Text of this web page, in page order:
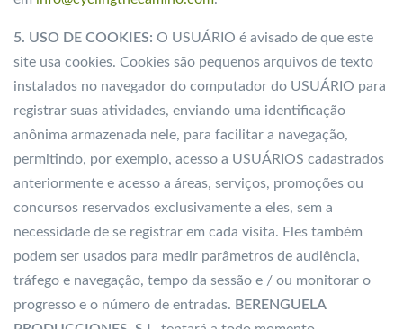
5. USO DE COOKIES: O USUÁRIO é avisado de que este
site usa cookies. Cookies são pequenos arquivos de texto
instalados no navegador do computador do USUÁRIO para
registrar suas atividades, enviando uma identificação
anônima armazenada nele, para facilitar a navegação,
permitindo, por exemplo, acesso a USUÁRIOS cadastrados
anteriormente e acesso a áreas, serviços, promoções ou
concursos reservados exclusivamente a eles, sem a
necessidade de se registrar em cada visita. Eles também
podem ser usados ​​para medir parâmetros de audiência,
tráfego e navegação, tempo da sessão e / ou monitorar o
progresso e o número de entradas. BERENGUELA